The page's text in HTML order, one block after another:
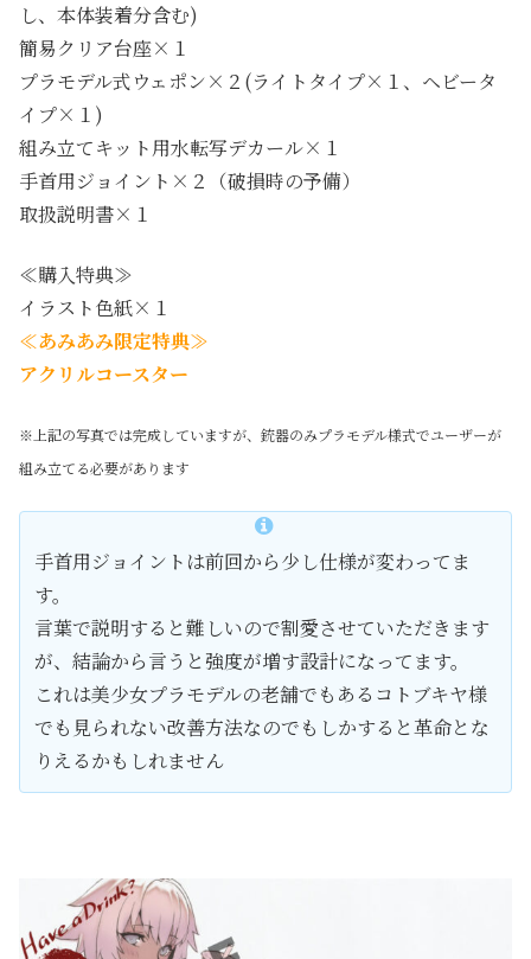
し、本体装着分含む)
簡易クリア台座×１
プラモデル式ウェポン×２(ライトタイプ×１、ヘビータ
イプ×１)
組み立てキット用水転写デカール×１
手首用ジョイント×２（破損時の予備）
取扱説明書×１
≪購入特典≫
イラスト色紙×１
≪あみあみ限定特典≫
アクリルコースター
※上記の写真では完成していますが、銃器のみプラモデル様式でユーザーが
組み立てる必要があります
手首用ジョイントは前回から少し仕様が変わってま
す。
言葉で説明すると難しいので割愛させていただきます
が、結論から言うと強度が増す設計になってます。
これは美少女プラモデルの老舗でもあるコトブキヤ様
でも見られない改善方法なのでもしかすると革命とな
りえるかもしれません